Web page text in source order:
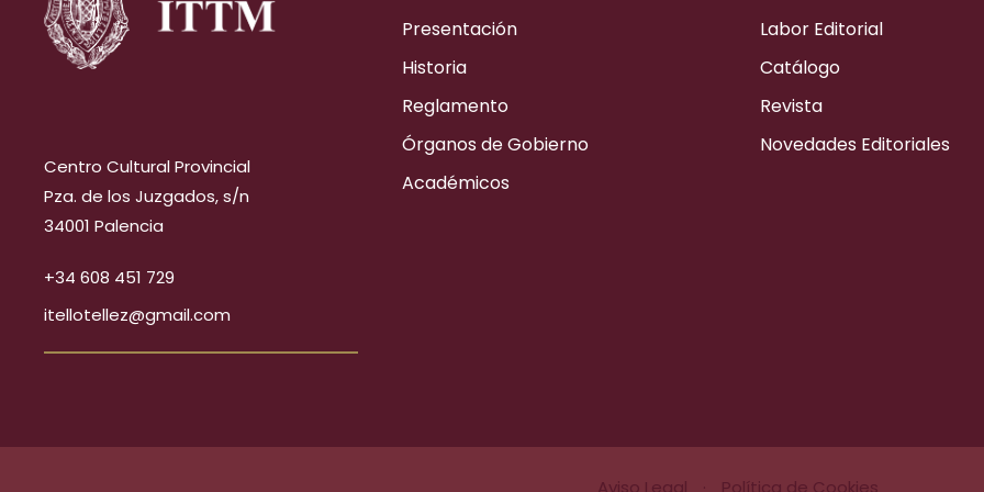
Centro Cultural Provincial
Pza. de los Juzgados, s/n
34001 Palencia
+34 608 451 729
itellotellez@gmail.com
Presentación
Historia
Reglamento
Órganos de Gobierno
Académicos
Labor Editorial
Catálogo
Revista
Novedades Editoriales
Aviso Legal · Política de Cookies